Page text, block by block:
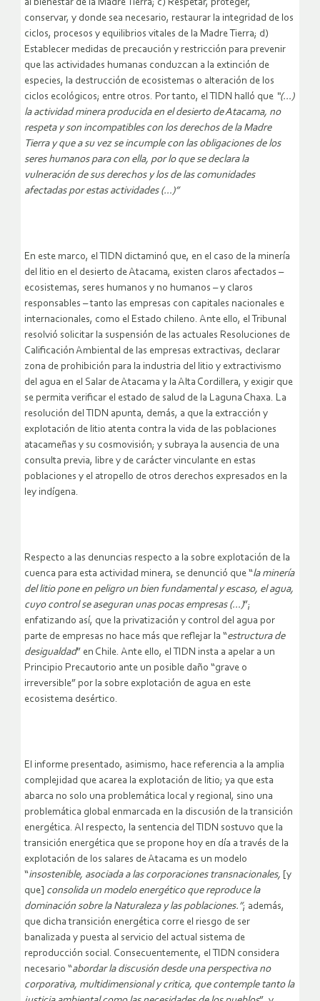
al bienestar de la Madre Tierra; c) Respetar, proteger,
conservar, y donde sea necesario, restaurar la integridad de los
ciclos, procesos y equilibrios vitales de la Madre Tierra; d)
Establecer medidas de precaución y restricción para prevenir
que las actividades humanas conduzcan a la extinción de
especies, la destrucción de ecosistemas o alteración de los
ciclos ecológicos; entre otros. Por tanto, el TIDN halló que “(…)
la actividad minera producida en el desierto de Atacama, no
respeta y son incompatibles con los derechos de la Madre
Tierra y que a su vez se incumple con las obligaciones de los
seres humanos para con ella, por lo que se declara la
vulneración de sus derechos y los de las comunidades
afectadas por estas actividades (…)”
En este marco, el TIDN dictaminó que, en el caso de la minería
del litio en el desierto de Atacama, existen claros afectados –
ecosistemas, seres humanos y no humanos – y claros
responsables – tanto las empresas con capitales nacionales e
internacionales, como el Estado chileno. Ante ello, el Tribunal
resolvió solicitar la suspensión de las actuales Resoluciones de
Calificación Ambiental de las empresas extractivas, declarar
zona de prohibición para la industria del litio y extractivismo
del agua en el Salar de Atacama y la Alta Cordillera, y exigir que
se permita verificar el estado de salud de la Laguna Chaxa. La
resolución del TIDN apunta, demás, a que la extracción y
explotación de litio atenta contra la vida de las poblaciones
atacameñas y su cosmovisión; y subraya la ausencia de una
consulta previa, libre y de carácter vinculante en estas
poblaciones y el atropello de otros derechos expresados en la
ley indígena.
Respecto a las denuncias respecto a la sobre explotación de la
cuenca para esta actividad minera, se denunció que “la minería
del litio pone en peligro un bien fundamental y escaso, el agua,
cuyo control se aseguran unas pocas empresas (…)”;
enfatizando así, que la privatización y control del agua por
parte de empresas no hace más que reflejar la “estructura de
desigualdad” en Chile. Ante ello, el TIDN insta a apelar a un
Principio Precautorio ante un posible daño “grave o
irreversible” por la sobre explotación de agua en este
ecosistema desértico.
El informe presentado, asimismo, hace referencia a la amplia
complejidad que acarea la explotación de litio; ya que esta
abarca no solo una problemática local y regional, sino una
problemática global enmarcada en la discusión de la transición
energética. Al respecto, la sentencia del TIDN sostuvo que la
transición energética que se propone hoy en día a través de la
explotación de los salares de Atacama es un modelo
“insostenible, asociada a las corporaciones transnacionales, [y
que] consolida un modelo energético que reproduce la
dominación sobre la Naturaleza y las poblaciones.”; además,
que dicha transición energética corre el riesgo de ser
banalizada y puesta al servicio del actual sistema de
reproducción social. Consecuentemente, el TIDN considera
necesario “abordar la discusión desde una perspectiva no
corporativa, multidimensional y critica, que contemple tanto la